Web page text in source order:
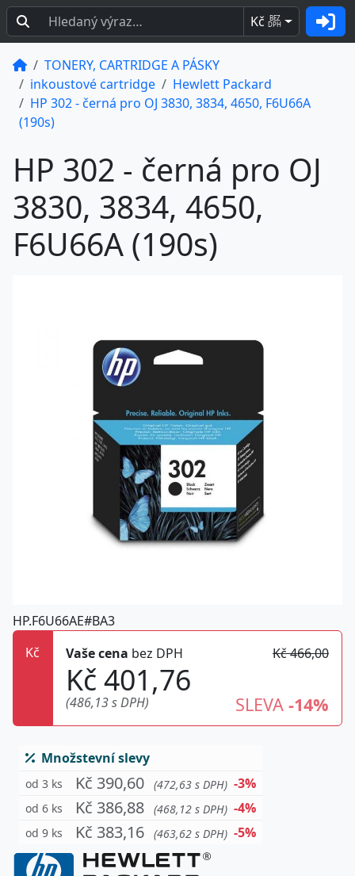
Kč BEZ
DPH
TONERY, CARTRIDGE A PÁSKY
inkoustové cartridge
Hewlett Packard
HP 302 - černá pro OJ 3830, 3834, 4650, F6U66A
(190s)
HP 302 - černá pro OJ
3830, 3834, 4650,
F6U66A (190s)
HP.F6U66AE#BA3
Kč
Vaše cena bez DPH Kč 466,00
Kč 401,76
(486,13 s DPH) SLEVA -14%
Množstevní slevy
od 3 ks Kč 390,60 (472,63 s DPH) -3%
od 6 ks Kč 386,88 (468,12 s DPH) -4%
od 9 ks Kč 383,16 (463,62 s DPH) -5%